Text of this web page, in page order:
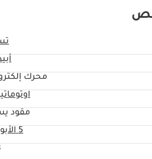
راحة مقاعد جلدية تضفي لمسةً أنيقة مع
محرك
مقود
5 الأبواب